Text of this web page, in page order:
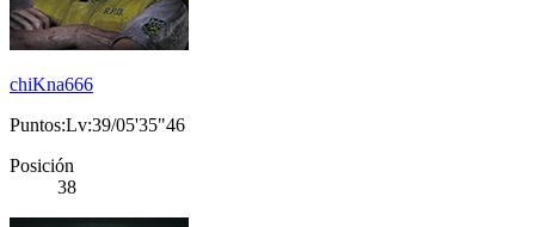
chiKna666
Puntos:Lv:39/05'35"46
Posición
38